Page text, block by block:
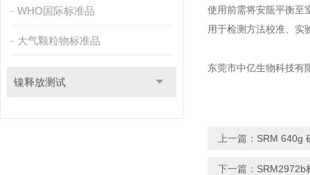
WHO国际标准品
大气颗粒物标准品
镍释放测试
使用前需将安瓿平衡至
用于检测方法校准、实
东莞市中亿生物科技有
上一篇： SRM 640g
下一篇： SRM2972b